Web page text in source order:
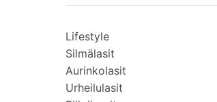
Lifestyle
Silmälasit
Aurinkolasit
Urheilulasit